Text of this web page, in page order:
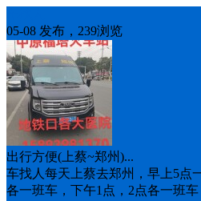
05-08 发布，239浏览
出行方便(上蔡~郑州)...
车找人每天上蔡去郑州，早上5点
各一班车，下午1点，2点各一班